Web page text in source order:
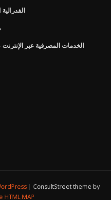
الخدمات المصرفية عبر الإنترنت
ConsultStreet theme by
HTML MAP